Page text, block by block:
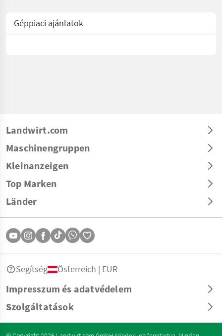
Géppiaci ajánlatok
Landwirt.com
Maschinengruppen
Kleinanzeigen
Top Marken
Länder
Impresszum és adatvédelem
Szolgáltatások
Segítség Österreich | EUR